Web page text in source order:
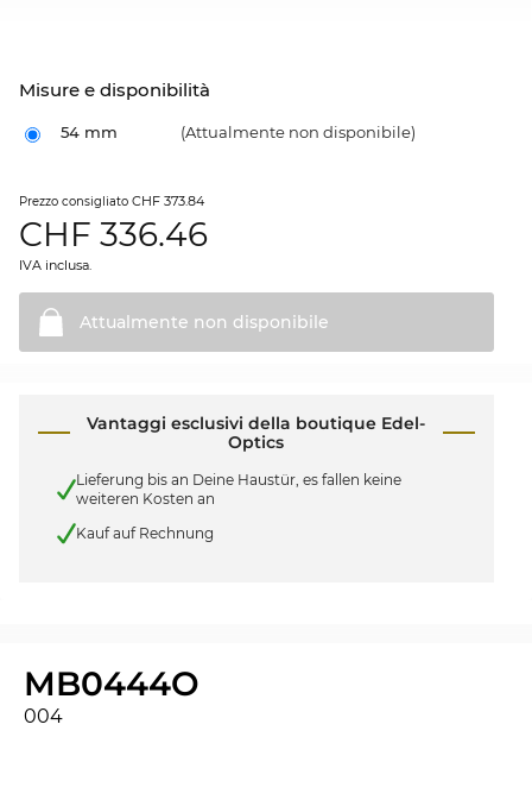
Misure e disponibilità
54 mm (Attualmente non disponibile)
Prezzo consigliato CHF 373.84
CHF 336.46
IVA inclusa.
Attualmente non disponibile
Vantaggi esclusivi della boutique Edel-
Optics
Lieferung bis an Deine Haustür, es fallen keine
weiteren Kosten an
Kauf auf Rechnung
MB0444O
004